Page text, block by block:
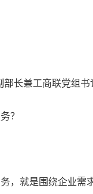
长兼工商联党组书
？
就是围绕企业需求